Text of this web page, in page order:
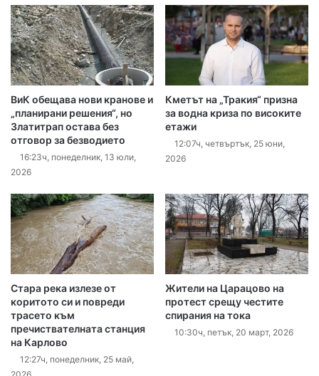
ВиК обещава нови кранове и
„планирани решения“, но
Златитрап остава без
отговор за безводието
16:23ч, понеделник, 13 юли,
2026
Кметът на „Тракия“ призна
за водна криза по високите
етажи
12:07ч, четвъртък, 25 юни,
2026
Стара река излезе от
коритото си и повреди
трасето към
пречиствателната станция
на Карлово
12:27ч, понеделник, 25 май,
Жители на Царацово на
протест срещу честите
спирания на тока
10:30ч, петък, 20 март, 2026